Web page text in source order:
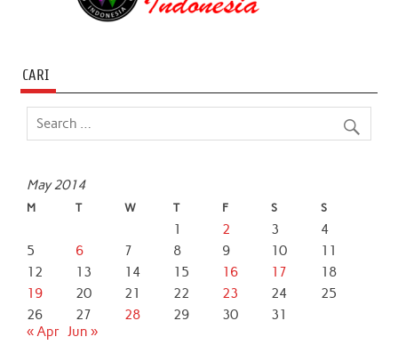
CARI
May 2014
M T W T F S S
1 2 3
4
5
6 7 8 9 10
11
12
13 14 15 16 17
18
19
20 21 22 23 24
25
26
27 28 29 30
31
« Apr Jun »